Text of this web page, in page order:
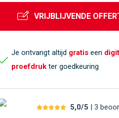
VRIJBLIJVENDE
Je ontvangt altijd gratiseen
proefdrukter goedkeuring
5,0/5 | 3